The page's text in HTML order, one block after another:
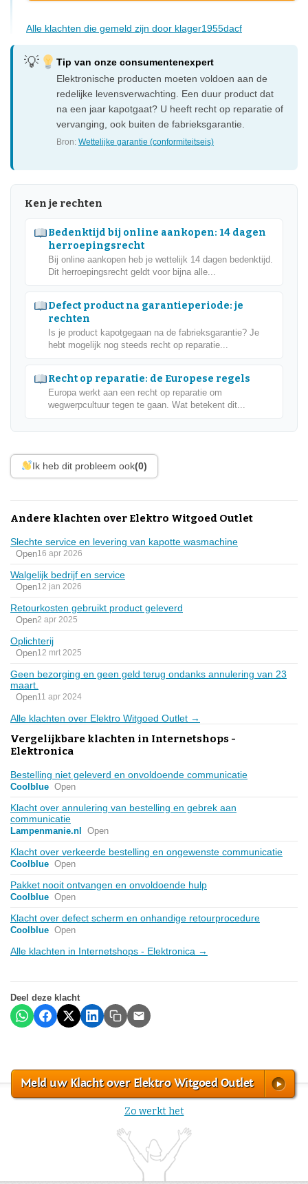
Alle klachten die gemeld zijn door klager1955dacf
Tip van onze consumentenexpert
Elektronische producten moeten voldoen aan de
redelijke levensverwachting. Een duur product dat
na een jaar kapotgaat? U heeft recht op reparatie of
vervanging, ook buiten de fabrieksgarantie.
Bron:Wettelijke garantie (conformiteitseis)
Ken je rechten
Bedenktijd bij online aankopen: 14 dagen
herroepingsrecht
Bij online aankopen heb je wettelijk 14 dagen bedenktijd.
Dit herroepingsrecht geldt voor bijna alle...
Defect product na garantieperiode: je
rechten
Is je product kapotgegaan na de fabrieksgarantie? Je
hebt mogelijk nog steeds recht op reparatie...
Recht op reparatie: de Europese regels
Europa werkt aan een recht op reparatie om
wegwerpcultuur tegen te gaan. Wat betekent dit...
Ik heb dit probleem ook(0)
Andere klachten over Elektro Witgoed Outlet
Slechte service en levering van kapotte wasmachine
Open16 apr 2026
Walgelijk bedrijf en service
Open12 jan 2026
Retourkosten gebruikt product geleverd
Open2 apr 2025
Oplichterij
Open12 mrt 2025
Geen bezorging en geen geld terug ondanks annulering van 23
maart.
Open11 apr 2024
Alle klachten over Elektro Witgoed Outlet →
Vergelijkbare klachten in Internetshops -
Elektronica
Bestelling niet geleverd en onvoldoende communicatie
Coolblue Open
Klacht over annulering van bestelling en gebrek aan
communicatie
Lampenmanie.nl Open
Klacht over verkeerde bestelling en ongewenste communicatie
Coolblue Open
Pakket nooit ontvangen en onvoldoende hulp
Coolblue Open
Klacht over defect scherm en onhandige retourprocedure
Coolblue Open
Alle klachten in Internetshops - Elektronica →
Deel deze klacht
Meld uw Klacht over Elektro Witgoed Outlet
Zo werkt het